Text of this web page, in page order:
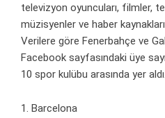
televizyon oyuncuları, filmler,
müzisyenler ve haber
Verilere göre Fenerbahçe ve
Facebook sayfasındaki üye
10 spor kulübu arasında yer
1. Barcelona